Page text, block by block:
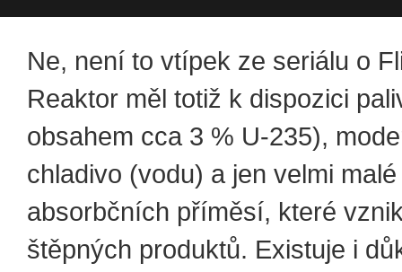
Ne, není to vtípek ze seriálu o
Reaktor měl totiž k dispozici
obsahem cca 3 % U-235),
chladivo (vodu) a jen velmi
absorbčních příměsí, které
štěpných produktů. Existuje i